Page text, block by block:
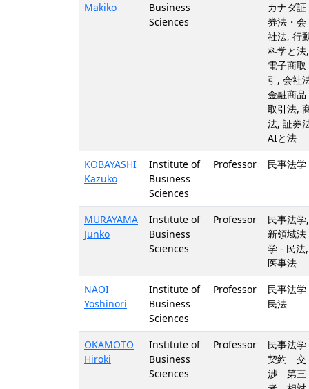
Makiko
Business
Sciences
カナダ証
券法・会
社法, 行
科学と法,
電子商取
引, 会社
金融商品
取引法,
法, 証券
AIと法
KOBAYASHI
Kazuko
Institute of
Business
Sciences
Professor 民事法学
MURAYAMA
Junko
Institute of
Business
Sciences
Professor
民事法学,
新領域法
学 - 民法,
医事法
NAOI
Yoshinori
Institute of
Business
Sciences
Professor
民事法学
民法
OKAMOTO
Hiroki
Institute of
Business
Sciences
Professor
民事法学
契約 交
渉 第三